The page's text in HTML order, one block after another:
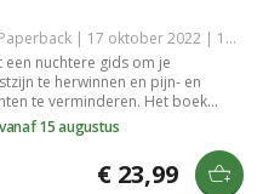
Nederlands | Paperback | 17 oktober 2022 | 176 pagina's | 9789493198296
nuchtere gids om je
te herwinnen en pijn- en
te verminderen. Het boek
tips en doorleefde
heling en
waardoor je intuïtie en innerlijke
zonder zweverig te worden.
15 augustus
€ 23,99